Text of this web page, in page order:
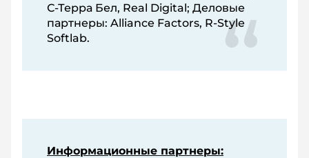
С-Терра Бел, Real Digital; Деловые
партнеры: Alliance Factors, R-Style
Softlab.
Информационные партнеры: